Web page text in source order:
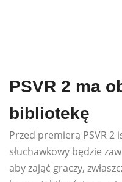
PSVR 2 ma
bibliotekę
Przed premierą PSVR 2
słuchawkowy będzie
aby zająć graczy,